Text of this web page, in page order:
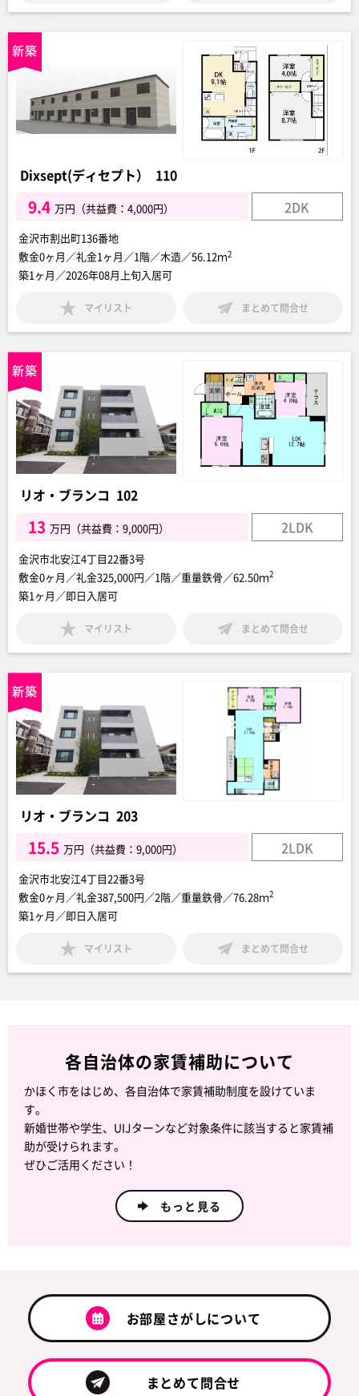
Dixsept(ディセプト） 110
9.4 万円（共益費：4,000円） 2DK
金沢市割出町136番地
敷金0ヶ月／礼金1ヶ月／1階／木造／56.12ｍ2
築1ヶ月／2026年08月上旬入居可
マイリスト まとめて問合せ
リオ・ブランコ 102
13 万円（共益費：9,000円） 2LDK
金沢市北安江4丁目22番3号
敷金0ヶ月／礼金325,000円／1階／重量鉄骨／62.50ｍ2
築1ヶ月／即日入居可
マイリスト まとめて問合せ
リオ・ブランコ 203
15.5 万円（共益費：9,000円） 2LDK
金沢市北安江4丁目22番3号
敷金0ヶ月／礼金387,500円／2階／重量鉄骨／76.28ｍ2
築1ヶ月／即日入居可
マイリスト まとめて問合せ
各自治体の家賃補助について
かほく市をはじめ、各自治体で家賃補助制度を設けていま
す。
新婚世帯や学生、UIJターンなど対象条件に該当すると家賃補
助が受けられます。
ぜひご活用ください！
もっと見る
お部屋さがしについて
まとめて問合せ